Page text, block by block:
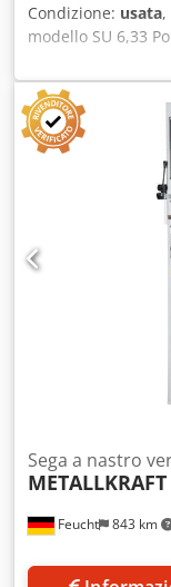
Condizione: usata,
modello SU 6,33
taglio: 250 mm
Dededawl Hspfx
Regolazione
sega, marca
Larghezza lama: 8
1100 x H 2280 mm
Feucht 843 km
Sega a nastro
METALLKRAFT